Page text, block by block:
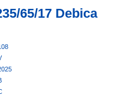
65/17 Debica